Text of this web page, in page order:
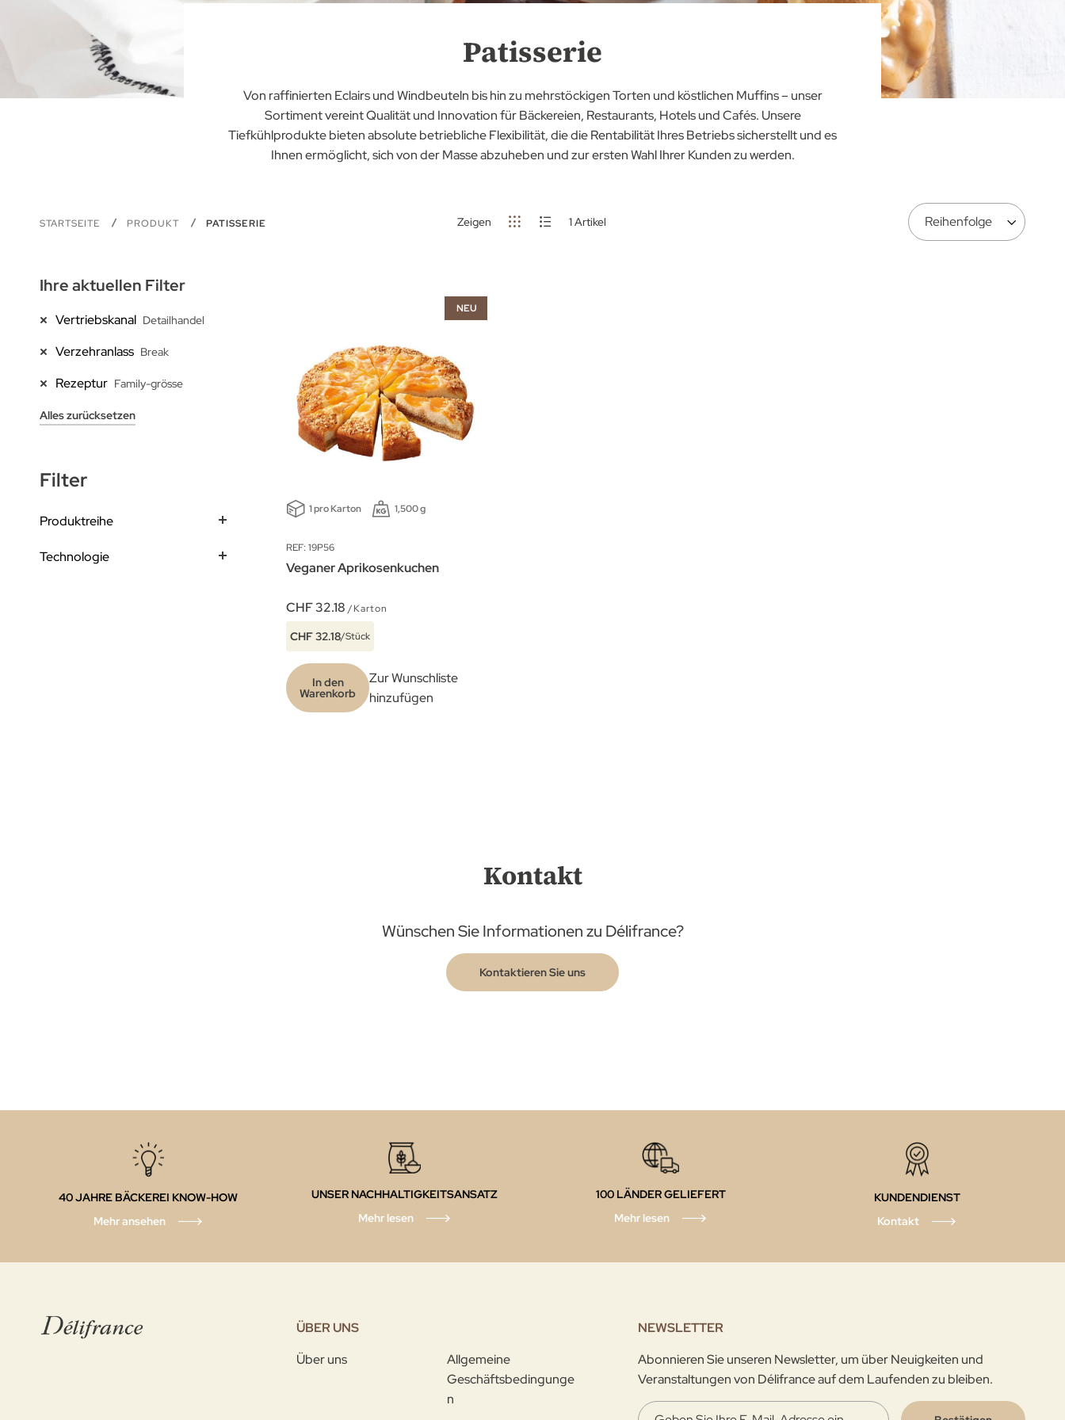
Patisserie
Von raffinierten Eclairs und Windbeuteln bis hin zu mehrstöckigen Torten und köstlichen Muffins – unser
Sortiment vereint Qualität und Innovation für Bäckereien, Restaurants, Hotels und Cafés. Unsere
Tiefkühlprodukte bieten absolute betriebliche Flexibilität, die die Rentabilität Ihres Betriebs sicherstellt und es
Ihnen ermöglicht, sich von der Masse abzuheben und zur ersten Wahl Ihrer Kunden zu werden.
STARTSEITE PRODUKT PATISSERIE Zeigen 1Artikel
NEU
1 pro Karton 1,500 g
REF: 19P56
Veganer Aprikosenkuchen
CHF 32.18 /Karton
CHF 32.18/Stück
In den
Warenkorb
Zur Wunschliste
hinzufügen
Ihre aktuellen Filter
Vertriebskanal Detailhandel
Verzehranlass Break
Rezeptur Family-grösse
Alles zurücksetzen
Filter
Produktreihe
Technologie
Kontakt
Wünschen Sie Informationen zu Délifrance?
Kontaktieren Sie uns
40 JAHRE BÄCKEREI KNOW-HOW
Mehr ansehen
UNSER NACHHALTIGKEITSANSATZ
Mehr lesen
100 LÄNDER GELIEFERT
Mehr lesen
KUNDENDIENST
Kontakt
ÜBER UNS
Über uns
Allgemeine
Geschäftsbedingunge
n
NEWSLETTER
Abonnieren Sie unseren Newsletter, um über Neuigkeiten und
Veranstaltungen von Délifrance auf dem Laufenden zu bleiben.